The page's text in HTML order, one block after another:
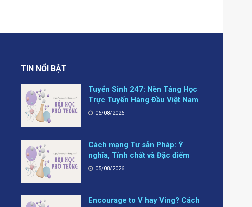
TIN NỔI BẬT
Tuyển Sinh 247: Nền Tảng Học
Trực Tuyến Hàng Đầu Việt Nam
06/08/2026
Cách mạng Tư sản Pháp: Ý
nghĩa, Tính chất và Đặc điểm
05/08/2026
Encourage to V hay Ving? Cách